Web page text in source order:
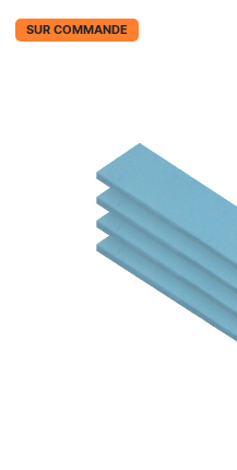
SUR COMMANDE